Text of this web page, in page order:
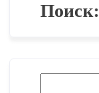
Поиск: